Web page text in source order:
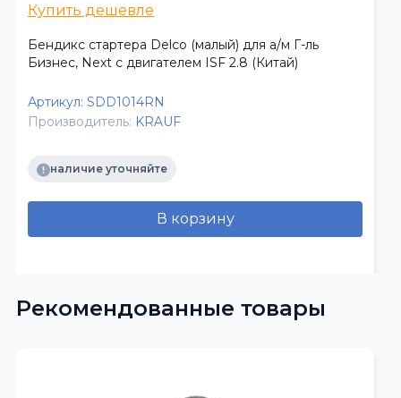
Купить дешевле
Бендикс стартера Delco (малый) для а/м Г-ль
Бизнес, Next с двигателем ISF 2.8 (Китай)
Артикул: SDD1014RN
Производитель: KRAUF
наличие уточняйте
В корзину
Рекомендованные товары